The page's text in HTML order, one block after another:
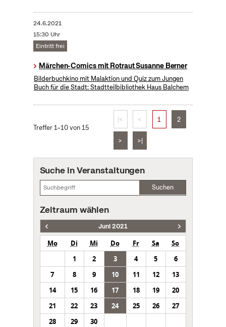
24.6.2021
15:30 Uhr
Eintritt frei
Märchen-Comics mit Rotraut Susanne Berner
Bilderbuchkino mit Malaktion und Quiz zum Jungen
Buch für die Stadt: Stadtteilbibliothek Haus Balchem
Treffer 1–10 von 15
|< < 1 2
> >|
Suche in Veranstaltungen
Suchen
Zeitraum wählen
Juni 2021
Mo Di Mi Do Fr Sa
So
1
2 3 4 5
6
7
8 9 10 11 12
13
14
15 16 17 18 19
20
21
22 23 24 25 26
27
28
29 30